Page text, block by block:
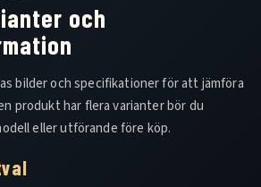
och
bilder och specifikationer för att jämföra
produkt har flera varianter bör du
eller utförande före köp.